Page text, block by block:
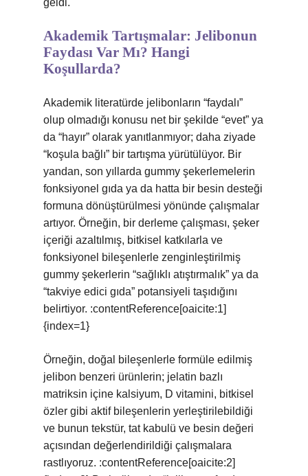
geldi.
Akademik Tartışmalar: Jelibonun
Faydası Var Mı? Hangi
Koşullarda?
Akademik literatürde jelibonların “faydalı”
olup olmadığı konusu net bir şekilde “evet” ya
da “hayır” olarak yanıtlanmıyor; daha ziyade
“koşula bağlı” bir tartışma yürütülüyor. Bir
yandan, son yıllarda gummy şekerlemelerin
fonksiyonel gıda ya da hatta bir besin desteği
formuna dönüştürülmesi yönünde çalışmalar
artıyor. Örneğin, bir derleme çalışması, şeker
içeriği azaltılmış, bitkisel katkılarla ve
fonksiyonel bileşenlerle zenginleştirilmiş
gummy şekerlerin “sağlıklı atıştırmalık” ya da
“takviye edici gıda” potansiyeli taşıdığını
belirtiyor. :contentReference[oaicite:1]
{index=1}
Örneğin, doğal bileşenlerle formüle edilmiş
jelibon benzeri ürünlerin; jelatin bazlı
matriksin içine kalsiyum, D vitamini, bitkisel
özler gibi aktif bileşenlerin yerleştirilebildiği
ve bunun tekstür, tat kabulü ve besin değeri
açısından değerlendirildiği çalışmalara
rastlıyoruz. :contentReference[oaicite:2]